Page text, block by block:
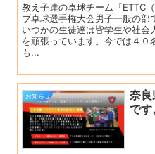
教え子達の卓球チーム『ETTC
ブ卓球選手権大会男子一般の部
いつかの生徒達は皆学生や社会
を頑張っています。今では４
も...
お知らせ
奈良
です